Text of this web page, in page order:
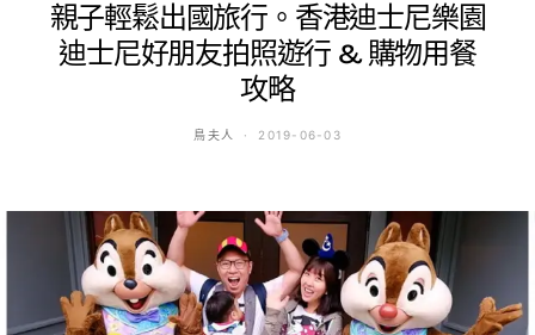
親子輕鬆出國旅行。香港迪士尼樂園
迪士尼好朋友拍照遊行 & 購物用餐
攻略
鳥夫人 2019-06-03